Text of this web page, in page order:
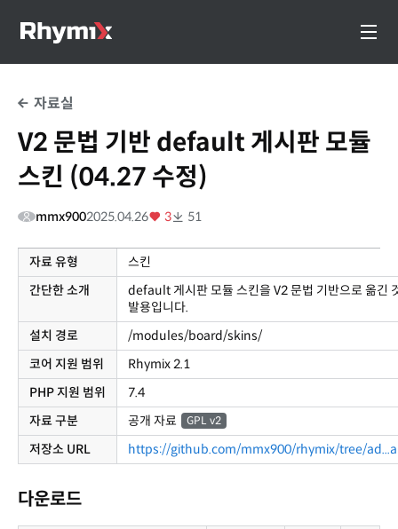
자료실
V2 문법 기반 default 게시판 모듈
스킨 (04.27 수정)
mmx9002025.04.26 3 51
자료 유형
스킨
간단한 소개
default 게시판 모듈 스킨을 V2 문법 기반으로 옮긴
발용입니다.
설치 경로
/modules/board/skins/
코어 지원 범위
Rhymix 2.1
PHP 지원 범위
7.4
자료 구분
공개 자료 GPL v2
저장소 URL https://github.com/mmx900/rhymix/tree/
다운로드